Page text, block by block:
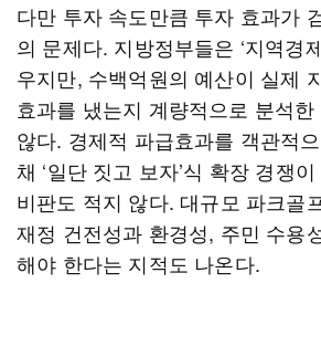
다만 투자 속도만큼 투자 효과가
의 문제다. 지방정부들은 ‘지역경
우지만, 수백억원의 예산이 실제
효과를 냈는지 계량적으로 분석
않다. 경제적 파급효과를 객관적
채 ‘일단 짓고 보자’식 확장 경쟁
비판도 적지 않다. 대규모 파크골
재정 건전성과 환경성, 주민 수용
해야 한다는 지적도 나온다.